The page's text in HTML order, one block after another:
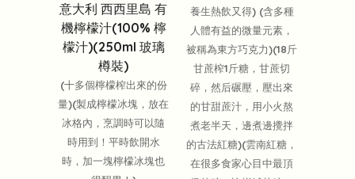
意大利 西西里島 有
機檸檬汁(100% 檸
檬汁)(250ml 玻璃
樽裝)
(十多個檸檬榨出來的份
量)(製成檸檬冰塊，放在
冰格內，烹調時可以隨
時用到！平時飲開水
時，加一塊檸檬冰塊也
養生熱飲又得) (含多種
人體有益的微量元素，
被稱為東方巧克力)(18斤
甘蔗榨1斤糖，甘蔗切
碎，然后碾壓，壓出來
的甘甜蔗汁，用小火熬
煮老半天，邊煮邊攪拌
的古法紅糖)(雲南紅糖，
在很多食家心目中最頂